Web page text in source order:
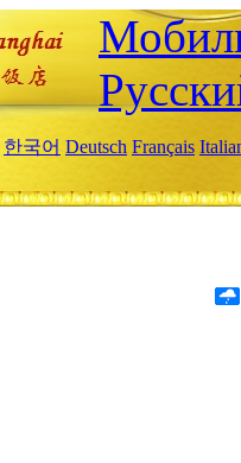
한국어 Deutsch Français